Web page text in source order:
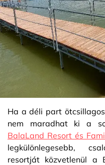
Ha a déli part
nem maradhat ki a
BalaLand Resort és
legkülönlegesebb,
resortját közvetlenül